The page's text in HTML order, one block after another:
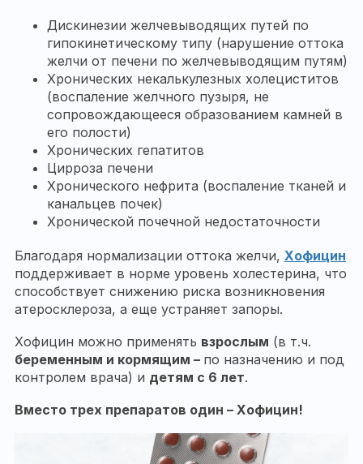
Дискинезии желчевыводящих путей по
гипокинетическому типу (нарушение оттока
желчи от печени по желчевыводящим путям)
Хронических некалькулезных холециститов
(воспаление желчного пузыря, не
сопровождающееся образованием камней в
его полости)
Хронических гепатитов
Цирроза печени
Хронического нефрита (воспаление тканей и
канальцев почек)
Хронической почечной недостаточности
Благодаря нормализации оттока желчи, Хофицин
поддерживает в норме уровень холестерина, что
способствует снижению риска возникновения
атеросклероза, а еще устраняет запоры.
Хофицин можно применять взрослым (в т.ч.
беременным и кормящим – по назначению и под
контролем врача) и детям с 6 лет.
Вместо трех препаратов один – Хофицин!